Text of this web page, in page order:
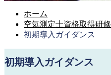
ホーム
空気測定士資格取得研修
初期導入ガイダンス
初期導入ガイダンス